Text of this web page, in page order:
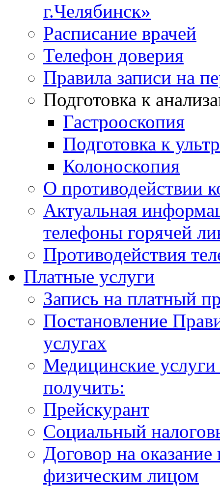
г.Челябинск»
Расписание врачей
Телефон доверия
Правила записи на
Подготовка к
Гастрооскопия
Подготовка к
Колоноскопия
О противодействии
Актуальная
телефоны горячей
Противодействия
Платные услуги
Запись на платный
Постановление
услугах
Медицинские
получить:
Прейскурант
Социальный
Договор на
физическим лицом